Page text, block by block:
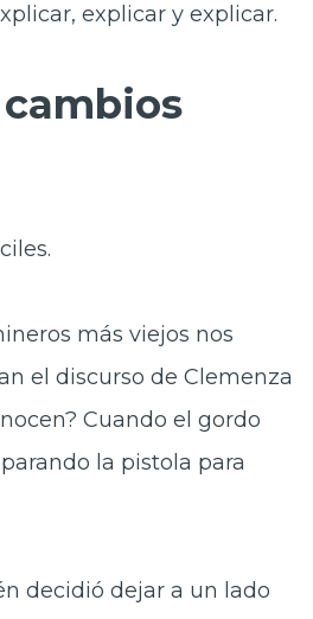
explicar y explicar.
más viejos nos
el discurso de Clemenza
Cuando el gordo
la pistola para
decidió dejar a un lado